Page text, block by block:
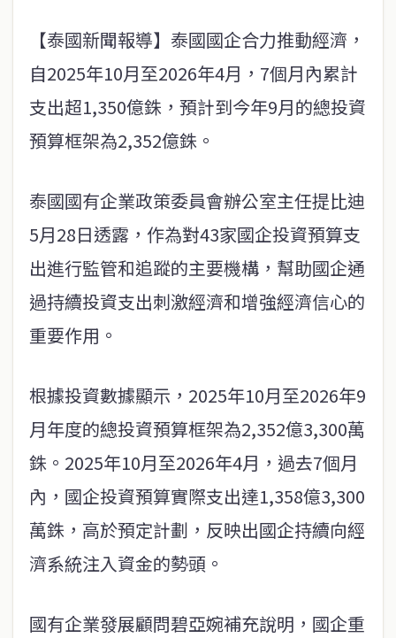
【泰國新聞報導】泰國國企合力推動經濟，
自2025年10月至2026年4月，7個月內累計
支出超1,350億銖，預計到今年9月的總投資
預算框架為2,352億銖。
泰國國有企業政策委員會辦公室主任提比迪
5月28日透露，作為對43家國企投資預算支
出進行監管和追蹤的主要機構，幫助國企通
過持續投資支出刺激經濟和增強經濟信心的
重要作用。
根據投資數據顯示，2025年10月至2026年9
月年度的總投資預算框架為2,352億3,300萬
銖。2025年10月至2026年4月，過去7個月
內，國企投資預算實際支出達1,358億3,300
萬銖，高於預定計劃，反映出國企持續向經
濟系統注入資金的勢頭。
國有企業發展顧問碧亞婉補充說明，國企重